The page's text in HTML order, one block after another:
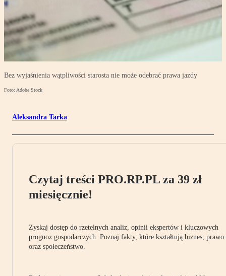
Bez wyjaśnienia wątpliwości starosta nie może odebrać prawa jazdy
Foto: Adobe Stock
Aleksandra Tarka
Czytaj treści PRO.RP.PL za 39 zł
miesięcznie!
Zyskaj dostęp do rzetelnych analiz, opinii ekspertów i kluczowych
prognoz gospodarczych. Poznaj fakty, które kształtują biznes, prawo
oraz społeczeństwo.